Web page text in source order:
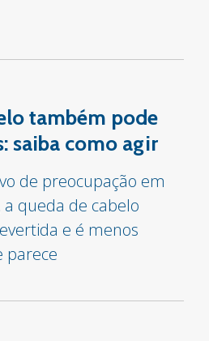
também pode
saiba como agir
de preocupação em
queda de cabelo
e é menos
parece